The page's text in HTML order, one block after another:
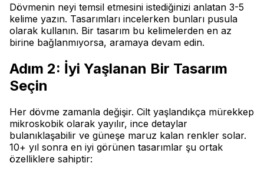
Dövmenin neyi temsil etmesini istediğinizi anlatan 3-5
kelime yazın. Tasarımları incelerken bunları pusula
olarak kullanın. Bir tasarım bu kelimelerden en az
birine bağlanmıyorsa, aramaya devam edin.
Adım 2: İyi Yaşlanan Bir Tasarım
Seçin
Her dövme zamanla değişir. Cilt yaşlandıkça mürekkep
mikroskobik olarak yayılır, ince detaylar
bulanıklaşabilir ve güneşe maruz kalan renkler solar.
10+ yıl sonra en iyi görünen tasarımlar şu ortak
özelliklere sahiptir: